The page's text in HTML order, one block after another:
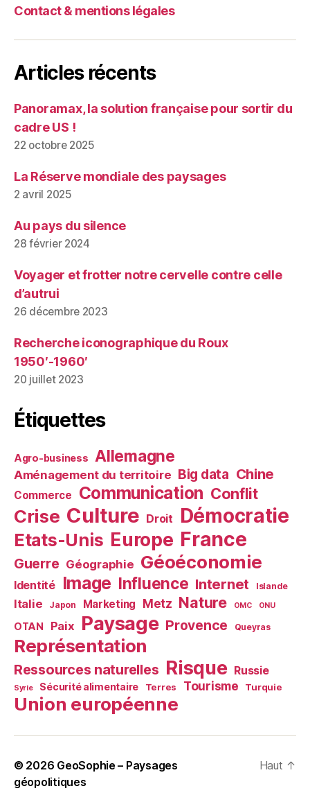
Contact & mentions légales
Articles récents
Panoramax, la solution française pour sortir du
cadre US !
22 octobre 2025
La Réserve mondiale des paysages
2 avril 2025
Au pays du silence
28 février 2024
Voyager et frotter notre cervelle contre celle
d’autrui
26 décembre 2023
Recherche iconographique du Roux
1950′-1960′
20 juillet 2023
Étiquettes
Agro-business Allemagne
Aménagement du territoire Big data Chine
Commerce Communication Conflit
Crise Culture Droit Démocratie
Etats-Unis Europe France
Guerre Géographie Géoéconomie
Identité Image Influence Internet Islande
Italie Japon Marketing Metz Nature OMC ONU
OTAN Paix Paysage Provence Queyras
Représentation
Ressources naturelles Risque Russie
Syrie Sécurité alimentaire Terres Tourisme Turquie
Union européenne
© 2026 GeoSophie – Paysages
géopolitiques
Haut ↑